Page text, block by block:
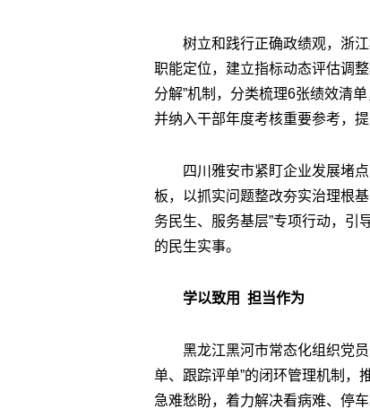
树立和践行正确政绩观，浙
职能定位，建立指标动态评估调
分解”机制，分类梳理6张绩效清
并纳入干部年度考核重要参考，
四川雅安市紧盯企业发展堵
板，以抓实问题整改夯实治理根
务民生、服务基层”专项行动，引
的民生实事。
学以致用 担当作为
黑龙江黑河市常态化组织党
单、跟踪评单”的闭环管理机制，
急难愁盼，着力解决看病难、停车